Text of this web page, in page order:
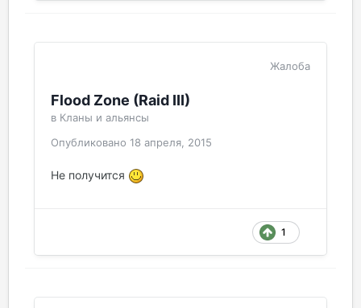
Жалоба
Flood Zone (Raid III)
в Кланы и альянсы
Опубликовано 18 апреля, 2015
Не получится
1